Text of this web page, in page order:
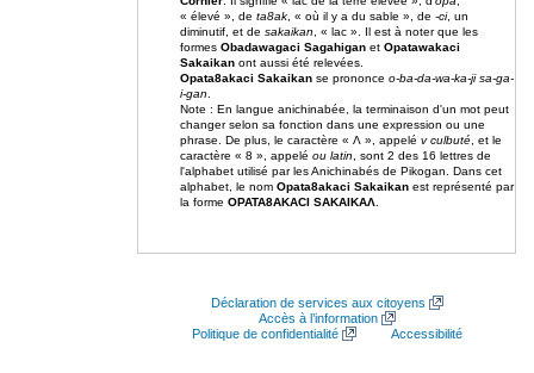
« élevé », de ta8ak , « où il y a du sable », de -ci, un
diminutif, et de sakaikan , « lac ». Il est à noter que les
formes Obadawagaci Sagahigan et Opatawakaci
Sakaikan ont aussi été relevées.
Opata8akaci Sakaikan se prononce o-ba-da-wa-ka-ji sa-ga-
i-gan
Note : En langue anichinabée, la terminaison d'un mot peut
changer selon sa fonction dans une expression ou une
phrase. De plus, le caractère « Ʌ », appelé v culbuté , et le
caractère « 8 », appelé ou latin , sont 2 des 16 lettres de
l'alphabet utilisé par les Anichinabés de Pikogan. Dans cet
alphabet, le nom Opata8akaci Sakaikan est représenté par
la forme OPATA8AKACI SAKAIKAɅ
Déclaration de services aux citoyens
Accès à l’information
Politique de confidentialité
Accessibilité